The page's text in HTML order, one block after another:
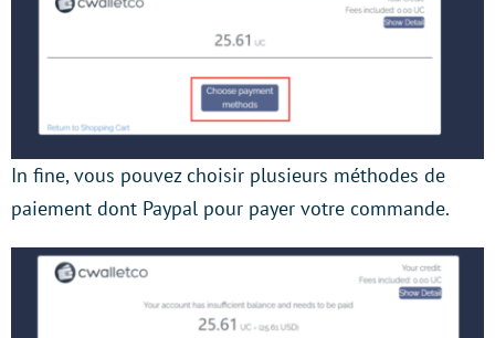
In fine, vous pouvez choisir plusieurs méthodes de
paiement dont Paypal pour payer votre commande.